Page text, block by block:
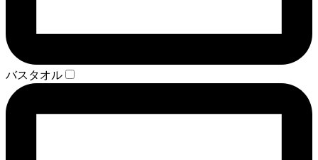
バスタオル